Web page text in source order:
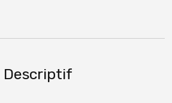
Descriptif